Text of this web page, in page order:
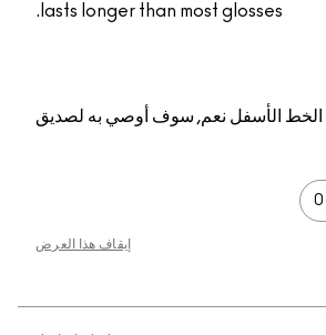
lasts longer than most glosses.
الخط الأسفلنعم, سوف أوصي به لصديق
إيقاف هذا العرض